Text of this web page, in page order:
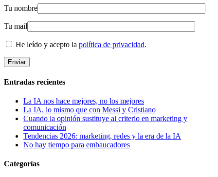
Tu nombre
Tu mail
He leído y acepto la política de privacidad.
Entradas recientes
La IA nos hace mejores, no los mejores
La IA, lo mismo que con Messi y Cristiano
Cuando la opinión sustituye al criterio en marketing y
comunicación
Tendencias 2026: marketing, redes y la era de la IA
No hay tiempo para embaucadores
Categorías